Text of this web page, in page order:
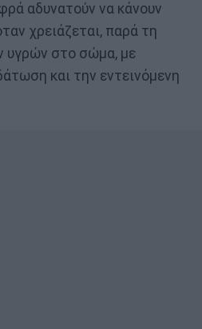
αδυνατούν να κάνουν
χρειάζεται, παρά τη
υγρών στο σώμα, με
και την εντεινόμενη